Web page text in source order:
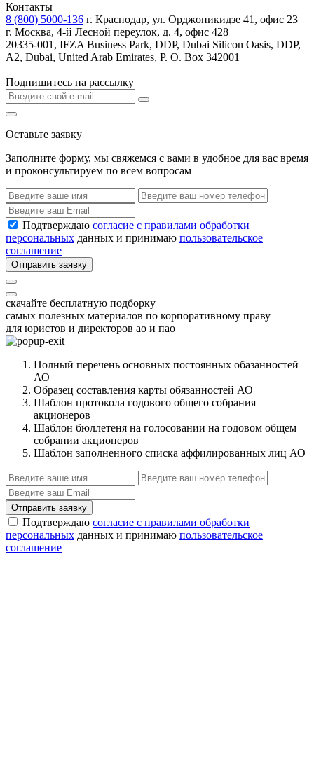
Контакты
8 (800) 5000-136 г. Краснодар, ул. Орджоникидзе 41, офис 23
г. Москва, 4-й Лесной переулок, д. 4, офис 428
20335-001, IFZA Business Park, DDP, Dubai Silicon Oasis, DDP,
A2, Dubai, United Arab Emirates, P. O. Box 342001
Подпишитесь на рассылку
Оставьте заявку
Заполните форму, мы свяжемся с вами в удобное для вас время
и проконсультируем по всем вопросам
Подтверждаю согласие с правилами обработки
персональных данных и принимаю пользовательское
соглашение
Отправить заявку
скачайте бесплатную подборку
самых полезных материалов по корпоративному праву
для юристов и директоров ао и пао
Полный перечень основных постоянных обазанностей
АО
Образец составления карты обязанностей АО
Шаблон протокола годового общего собрания
акционеров
Шаблон бюллетеня на голосовании на годовом общем
собрании акционеров
Шаблон заполненного списка аффилированных лиц АО
Отправить заявку
Подтверждаю согласие с правилами обработки
персональных данных и принимаю пользовательское
соглашение